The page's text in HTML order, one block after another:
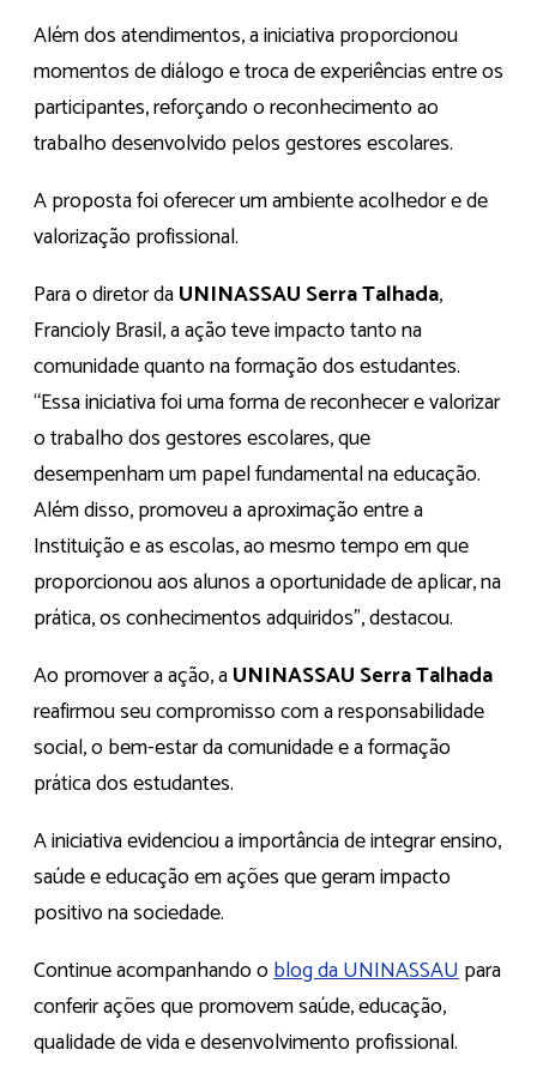
Além dos atendimentos, a iniciativa proporcionou
momentos de diálogo e troca de experiências entre os
participantes, reforçando o reconhecimento ao
trabalho desenvolvido pelos gestores escolares.
A proposta foi oferecer um ambiente acolhedor e de
valorização profissional.
Para o diretor daUNINASSAU Serra Talhada,
Francioly Brasil, a ação teve impacto tanto na
comunidade quanto na formação dos estudantes.
“Essa iniciativa foi uma forma de reconhecer e valorizar
o trabalho dos gestores escolares, que
desempenham um papel fundamental na educação.
Além disso, promoveu a aproximação entre a
Instituição e as escolas, ao mesmo tempo em que
proporcionou aos alunos a oportunidade de aplicar, na
prática, os conhecimentos adquiridos”, destacou.
Ao promover a ação, aUNINASSAU Serra Talhada
reafirmou seu compromisso com a responsabilidade
social, o bem-estar da comunidade e a formação
prática dos estudantes.
A iniciativa evidenciou a importância de integrar ensino,
saúde e educação em ações que geram impacto
positivo na sociedade.
Continue acompanhando oblog da UNINASSAUpara
conferir ações que promovem saúde, educação,
qualidade de vida e desenvolvimento profissional.